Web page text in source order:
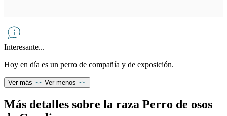
Interesante...
Hoy en día es un perro de compañía y de exposición.
Ver más Ver menos
Más detalles sobre la raza Perro de osos